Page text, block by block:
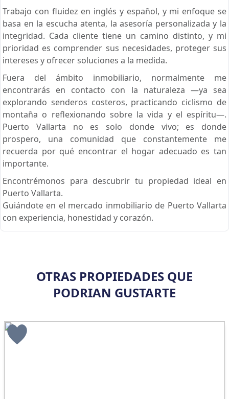
Trabajo con fluidez en inglés y español, y mi enfoque se
basa en la escucha atenta, la asesoría personalizada y la
integridad. Cada cliente tiene un camino distinto, y mi
prioridad es comprender sus necesidades, proteger sus
intereses y ofrecer soluciones a la medida.
Fuera del ámbito inmobiliario, normalmente me
encontrarás en contacto con la naturaleza —ya sea
explorando senderos costeros, practicando ciclismo de
montaña o reflexionando sobre la vida y el espíritu—.
Puerto Vallarta no es solo donde vivo; es donde
prospero, una comunidad que constantemente me
recuerda por qué encontrar el hogar adecuado es tan
importante.
Encontrémonos para descubrir tu propiedad ideal en
Puerto Vallarta.
Guiándote en el mercado inmobiliario de Puerto Vallarta
con experiencia, honestidad y corazón.
OTRAS PROPIEDADES QUE
PODRIAN GUSTARTE